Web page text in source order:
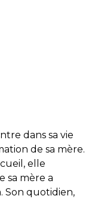
dans sa vie
de sa mère.
elle
sa mère a
Son quotidien,